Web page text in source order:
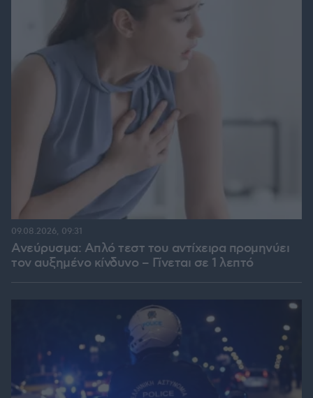
Ανεύρυσμα: Απλό τεστ του αντίχειρα προμηνύει
τον αυξημένο κίνδυνο – Γίνεται σε 1 λεπτό
09.08.2026, 09:31